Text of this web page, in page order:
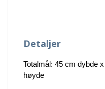
Detaljer
Totalmål: 45 cm dybde
høyde